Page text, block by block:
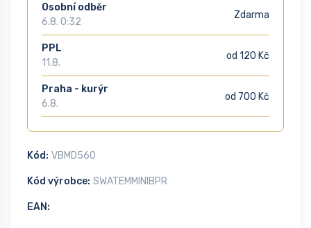
Osobní odběr
6.8. 0:32
Zdarma
PPL
11.8.
od 120 Kč
Praha - kurýr
6.8.
od 700 Kč
Kód: VBMD560
Kód výrobce: SWATEMMINIBPR
EAN: